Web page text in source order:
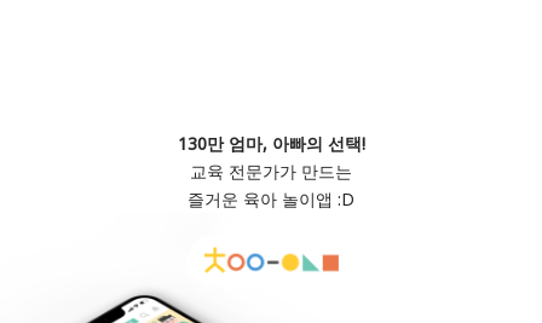
130만 엄마, 아빠의 선택!
교육 전문가가 만드는
즐거운 육아 놀이앱 :D